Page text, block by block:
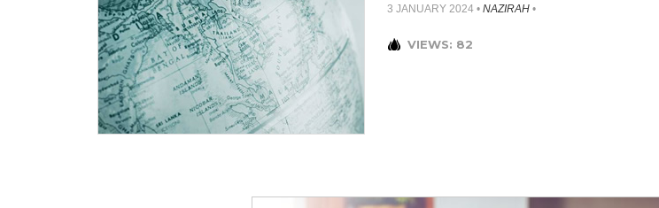
3 JANUARY 2024 • NAZIRAH •
VIEWS: 82